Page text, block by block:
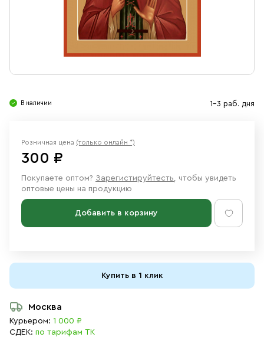
Ювелирные изделия
В наличии 1-3 раб. дня
Розничная цена (только онлайн *)
300 ₽
Покупаете оптом? Зарегистируйтесть, чтобы увидеть
оптовые цены на продукцию
Добавить в корзину
Купить в 1 клик
Москва
Курьером: 1 000 ₽
СДЕК: по тарифам ТК